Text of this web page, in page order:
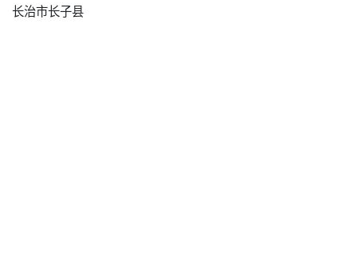
长治市长子县